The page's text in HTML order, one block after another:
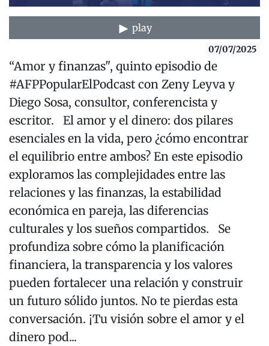
play
07/07/2025
“Amor y finanzas", quinto episodio de
#AFPPopularElPodcast con Zeny Leyva y
Diego Sosa, consultor, conferencista y
escritor. El amor y el dinero: dos pilares
esenciales en la vida, pero ¿cómo encontrar
el equilibrio entre ambos? En este episodio
exploramos las complejidades entre las
relaciones y las finanzas, la estabilidad
económica en pareja, las diferencias
culturales y los sueños compartidos. Se
profundiza sobre cómo la planificación
financiera, la transparencia y los valores
pueden fortalecer una relación y construir
un futuro sólido juntos. No te pierdas esta
conversación. ¡Tu visión sobre el amor y el
dinero pod...